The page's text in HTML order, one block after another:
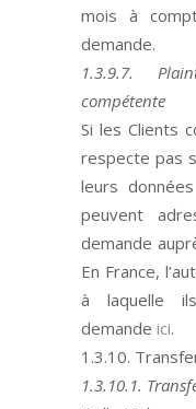
mois à
demande.
1.3.9.7.
compétente
Si les Clients
respecte pas
leurs
peuvent
demande
En France,
à laquelle
demande ici.
1.3.10.
1.3.10.1.